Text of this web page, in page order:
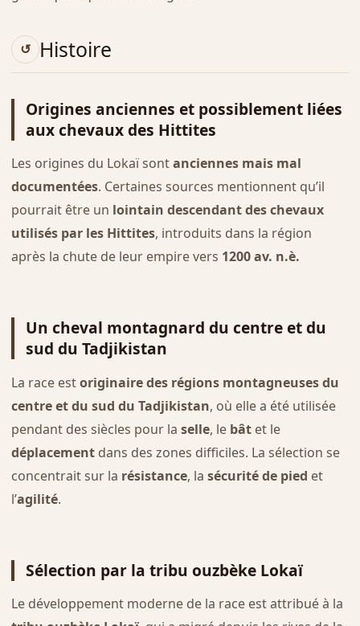
Histoire
Origines anciennes et possiblement liées
aux chevaux des Hittites
Les origines du Lokaï sontanciennes mais mal
documentées. Certaines sources mentionnent qu’il
pourrait être un lointain descendant des chevaux
utilisés par les Hittites, introduits dans la région
après la chute de leur empire vers 1200 av. n.è.
Un cheval montagnard du centre et du
sud du Tadjikistan
La race estoriginaire des régions montagneuses du
centre et du sud du Tadjikistan, où elle a été utilisée
pendant des siècles pour la selle, le bâtet le
déplacementdans des zones difficiles. La sélection se
concentrait sur la résistance, la sécurité de pied et
l’agilité.
Sélection par la tribu ouzbèke Lokaï
Le développement moderne de la race est attribué à la